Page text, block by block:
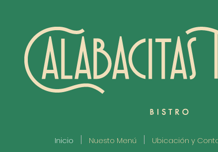
Inicio Nuesto Menú Ubicación y